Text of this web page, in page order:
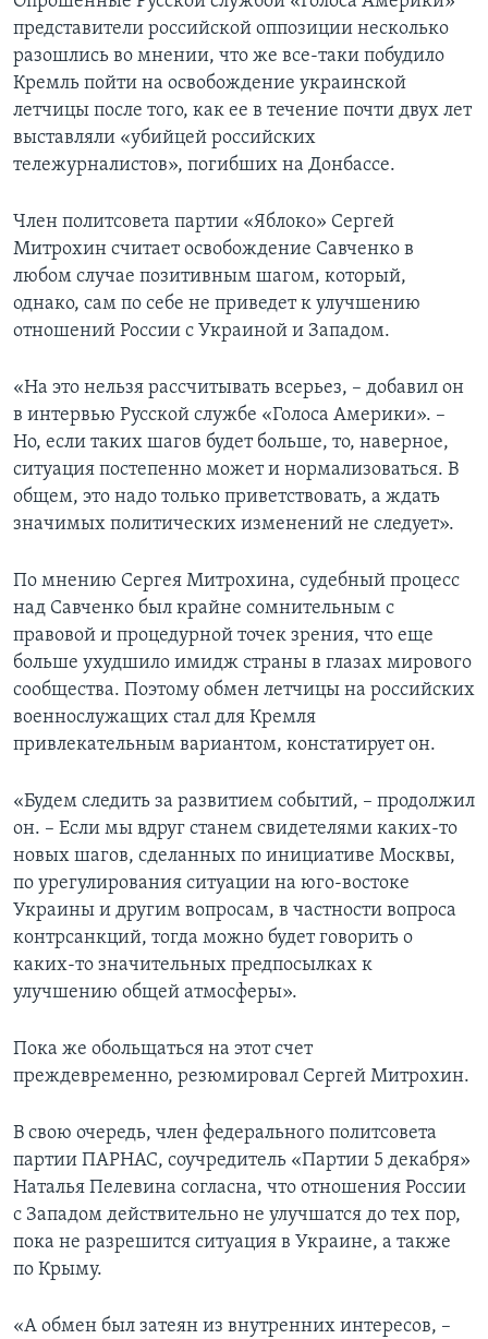
представители российской оппозиции несколько
разошлись во мнении, что же все-таки побудило
Кремль пойти на освобождение украинской
летчицы после того, как ее в течение почти двух лет
выставляли «убийцей российских
тележурналистов», погибших на Донбассе.
Член политсовета партии «Яблоко» Сергей
Митрохин считает освобождение Савченко в
любом случае позитивным шагом, который,
однако, сам по себе не приведет к улучшению
отношений России с Украиной и Западом.
«На это нельзя рассчитывать всерьез, – добавил он
в интервью Русской службе «Голоса Америки». –
Но, если таких шагов будет больше, то, наверное,
ситуация постепенно может и нормализоваться. В
общем, это надо только приветствовать, а ждать
значимых политических изменений не следует».
По мнению Сергея Митрохина, судебный процесс
над Савченко был крайне сомнительным с
правовой и процедурной точек зрения, что еще
больше ухудшило имидж страны в глазах мирового
сообщества. Поэтому обмен летчицы на российских
военнослужащих стал для Кремля
привлекательным вариантом, констатирует он.
«Будем следить за развитием событий, – продолжил
он. – Если мы вдруг станем свидетелями каких-то
новых шагов, сделанных по инициативе Москвы,
по урегулирования ситуации на юго-востоке
Украины и другим вопросам, в частности вопроса
контрсанкций, тогда можно будет говорить о
каких-то значительных предпосылках к
улучшению общей атмосферы».
Пока же обольщаться на этот счет
преждевременно, резюмировал Сергей Митрохин.
В свою очередь, член федерального политсовета
партии ПАРНАС, соучредитель «Партии 5 декабря»
Наталья Пелевина согласна, что отношения России
с Западом действительно не улучшатся до тех пор,
пока не разрешится ситуация в Украине, а также
по Крыму.
«А обмен был затеян из внутренних интересов, –